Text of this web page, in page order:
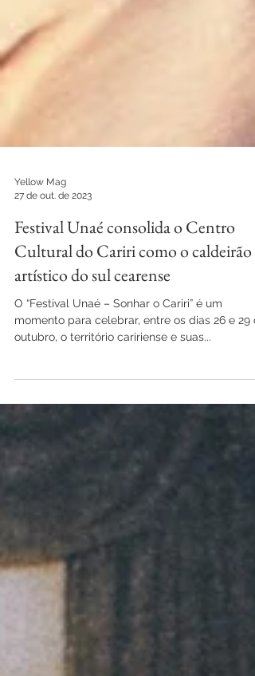
Yellow Mag
27 de out. de 2023
Festival Unaé consolida o Centro
Cultural do Cariri como o caldeirão
artístico do sul cearense
O “Festival Unaé – Sonhar o Cariri” é um